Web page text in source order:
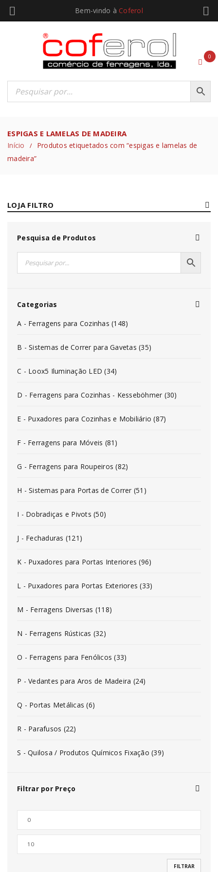
Bem-vindo à Coferol
0
ESPIGAS E LAMELAS DE MADEIRA
Início /
Produtos etiquetados com “espigas e lamelas de
madeira”
LOJA FILTRO
Pesquisa de Produtos
Categorias
A - Ferragens para Cozinhas (148)
B - Sistemas de Correr para Gavetas (35)
C - Loox5 Iluminação LED (34)
D - Ferragens para Cozinhas - Kesseböhmer (30)
E - Puxadores para Cozinhas e Mobiliário (87)
F - Ferragens para Móveis (81)
G - Ferragens para Roupeiros (82)
H - Sistemas para Portas de Correr (51)
I - Dobradiças e Pivots (50)
J - Fechaduras (121)
K - Puxadores para Portas Interiores (96)
L - Puxadores para Portas Exteriores (33)
M - Ferragens Diversas (118)
N - Ferragens Rústicas (32)
O - Ferragens para Fenólicos (33)
P - Vedantes para Aros de Madeira (24)
Q - Portas Metálicas (6)
R - Parafusos (22)
S - Quilosa / Produtos Químicos Fixação (39)
Filtrar por Preço
FILTRAR